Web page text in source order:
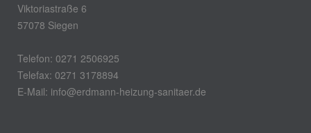
Viktoriastraße 6
57078 Siegen
Telefon: 0271 2506925
Telefax: 0271 3178894
E-Mail: info@erdmann-heizung-sanitaer.de